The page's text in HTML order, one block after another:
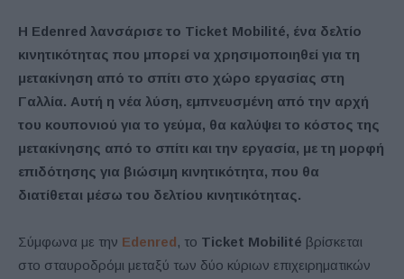
H Edenred λανσάρισε το Ticket Mobilité, ένα δελτίο
κινητικότητας που μπορεί να χρησιμοποιηθεί για τη
μετακίνηση από το σπίτι στο χώρο εργασίας στη
Γαλλία. Αυτή η νέα λύση, εμπνευσμένη από την αρχή
του κουπονιού για το γεύμα, θα καλύψει το κόστος της
μετακίνησης από το σπίτι και την εργασία, με τη μορφή
επιδότησης για βιώσιμη κινητικότητα, που θα
διατίθεται μέσω του δελτίου κινητικότητας.
Σύμφωνα με την Edenred, το Ticket Mobilité βρίσκεται
στο σταυροδρόμι μεταξύ των δύο κύριων επιχειρηματικών